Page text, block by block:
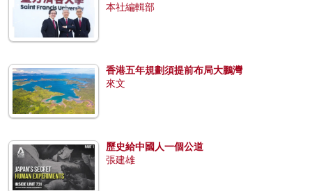
本社編輯部
香港五年規劃須提前布局大鵬灣
來文
歷史給中國人一個公道
張建雄